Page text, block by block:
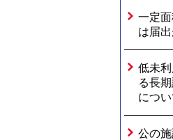
一定
は届
低未
る長
につい
公の